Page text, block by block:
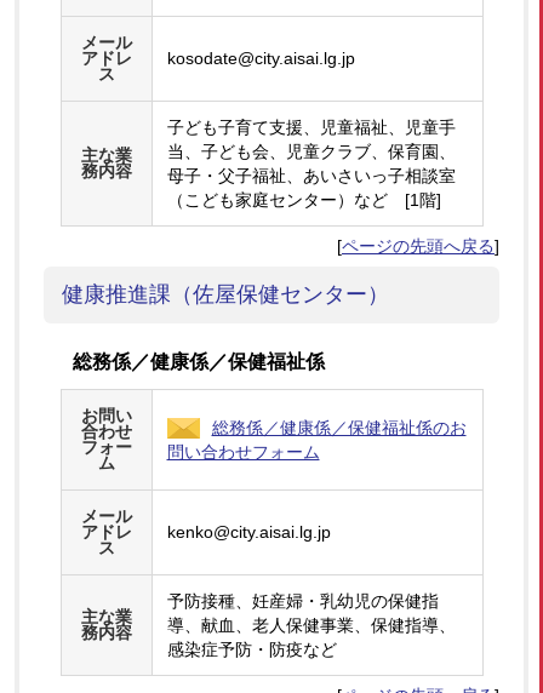
メール
アドレ
ス
kosodate@city.aisai.lg.jp
主な業
務内容
子ども子育て支援、児童福祉、児童手
当、子ども会、児童クラブ、保育園、
母子・父子福祉、あいさいっ子相談室
（こども家庭センター）など [1階]
[ページの先頭へ戻る]
健康推進課（佐屋保健センター）
総務係／健康係／保健福祉係
お問い
合わせ
フォー
ム
総務係／健康係／保健福祉係のお
問い合わせフォーム
メール
アドレ
ス
kenko@city.aisai.lg.jp
主な業
務内容
予防接種、妊産婦・乳幼児の保健指
導、献血、老人保健事業、保健指導、
感染症予防・防疫など